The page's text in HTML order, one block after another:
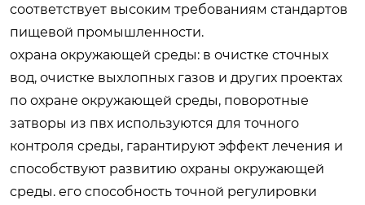
соответствует высоким требованиям стандартов
пищевой промышленности.
охрана окружающей среды: в очистке сточных
вод, очистке выхлопных газов и других проектах
по охране окружающей среды, поворотные
затворы из пвх используются для точного
контроля среды, гарантируют эффект лечения и
способствуют развитию охраны окружающей
среды. его способность точной регулировки